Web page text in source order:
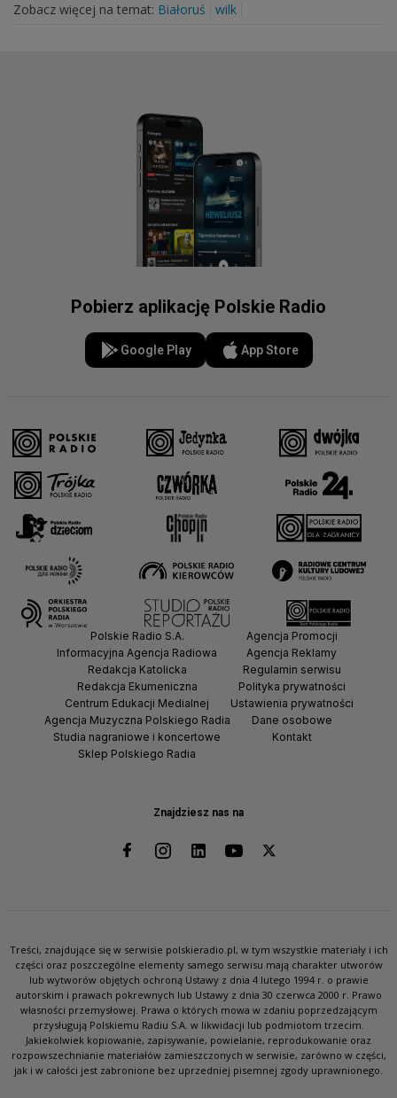
Zobacz więcej na temat: Białoruś wilk
Pobierz aplikację Polskie Radio
Google Play App Store
Znajdziesz nas na
Polskie Radio S.A.
Informacyjna Agencja Radiowa
Redakcja Katolicka
Redakcja Ekumeniczna
Centrum Edukacji Medialnej
Agencja Muzyczna Polskiego Radia
Studia nagraniowe i koncertowe
Sklep Polskiego Radia
Agencja Promocji
Agencja Reklamy
Regulamin serwisu
Polityka prywatności
Ustawienia prywatności
Dane osobowe
Kontakt
Treści, znajdujące się w serwisie polskieradio.pl, w tym wszystkie materiały i ich
części oraz poszczególne elementy samego serwisu mają charakter utworów
lub wytworów objętych ochroną Ustawy z dnia 4 lutego 1994 r. o prawie
autorskim i prawach pokrewnych lub Ustawy z dnia 30 czerwca 2000 r. Prawo
własności przemysłowej. Prawa o których mowa w zdaniu poprzedzającym
przysługują Polskiemu Radiu S.A. w likwidacji lub podmiotom trzecim.
Jakiekolwiek kopiowanie, zapisywanie, powielanie, reprodukowanie oraz
rozpowszechnianie materiałów zamieszczonych w serwisie, zarówno w części,
jak i w całości jest zabronione bez uprzedniej pisemnej zgody uprawnionego.